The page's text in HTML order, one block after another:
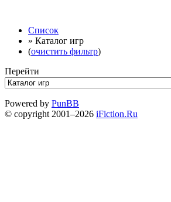
Список
» Каталог игр
(очистить фильтр)
Перейти
Powered by PunBB
© copyright 2001–2026 iFiction.Ru